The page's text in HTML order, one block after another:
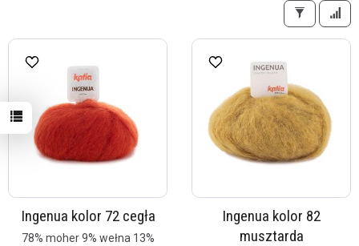
Ingenua kolor 72 cegła
78% moher 9% wełna 13%
Ingenua kolor 82
musztarda